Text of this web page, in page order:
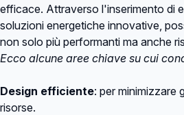
efficace. Attraverso l'inserimento di
soluzioni energetiche innovative,
non solo più performanti ma anche
Ecco alcune aree chiave su cui
Design efficiente: per minimizzare
risorse.